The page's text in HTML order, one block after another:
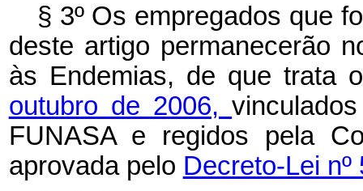
§ 3º Os empregados que
deste artigo permanecerão
às Endemias, de que trata
outubro de 2006,
FUNASA e regidos pela
aprovada pelo Decreto-Lei nº